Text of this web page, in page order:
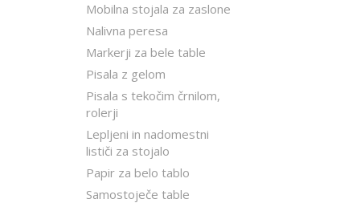
Mobilna stojala za zaslone
Nalivna peresa
Markerji za bele table
Pisala z gelom
Pisala s tekočim črnilom,
rolerji
Lepljeni in nadomestni
lističi za stojalo
Papir za belo tablo
Samostoječe table